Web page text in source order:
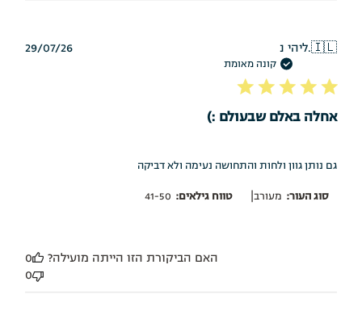
🇮🇱ליהי נ.
קונה מאומת
אחלה באלם שבעולם :)
גם נותן גוון ולחות והתחושה נעימה ולא דביקה
סוג העור: מעורב| טווח גילאים: 41-50
תאריך
29/07/26
האם הביקורת הזו הייתה מועילה?
0
0